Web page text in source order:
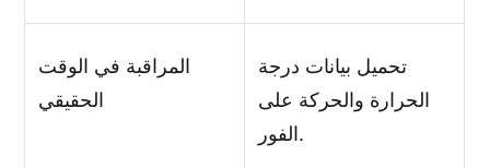
المراقبة في الوقت
الحقيقي
تحميل بيانات درجة
الحرارة والحركة على
الفور.